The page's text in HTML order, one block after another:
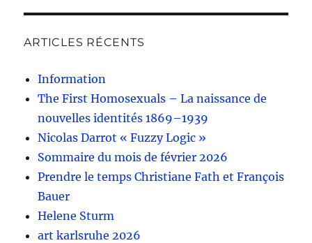
ARTICLES RÉCENTS
Information
The First Homosexuals – La naissance de
nouvelles identités 1869–1939
Nicolas Darrot « Fuzzy Logic »
Sommaire du mois de février 2026
Prendre le temps Christiane Fath et François
Bauer
Helene Sturm
art karlsruhe 2026